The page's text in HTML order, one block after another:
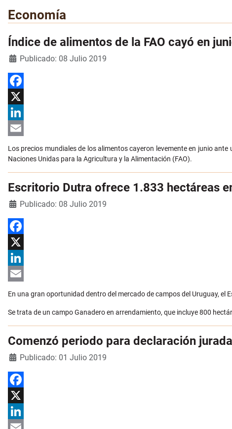
Economía
Índice de alimentos de la FAO cayó en
DetallesPublicado: 08 Julio 2019
Facebook
X
LinkedIn
Los precios mundiales de los alimentos cayeron levemente en junio
Naciones Unidas para la Agricultura y la Alimentación (FAO).
Escritorio Dutra ofrece 1.833 hectáreas
DetallesPublicado: 08 Julio 2019
Facebook
X
LinkedIn
En una gran oportunidad dentro del mercado de campos del Uruguay,
Se trata de un campo Ganadero en arrendamiento, que incluye 800
Comenzó periodo para declaración
DetallesPublicado: 01 Julio 2019
Facebook
X
LinkedIn